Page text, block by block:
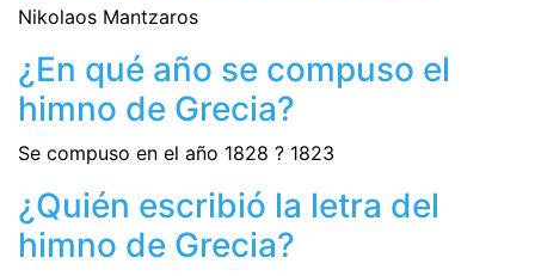
Nikolaos Mantzaros
¿En qué año se compuso el
himno de Grecia?
Se compuso en el año 1828 ? 1823
¿Quién escribió la letra del
himno de Grecia?